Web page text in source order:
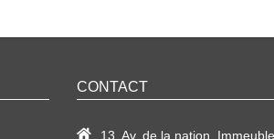
CONTACT
13, Av. de la nation, Immeuble